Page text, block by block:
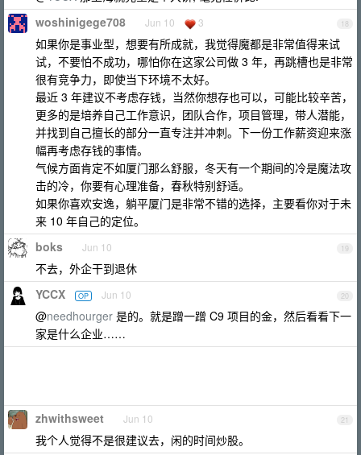
18
woshinigege708 Jun 10 3
如果你是事业型，想要有所成就，我觉得魔都是非常值得来试
试，不要怕不成功，哪怕你在这家公司做 3 年，再跳槽也是非常
很有竞争力，即使当下环境不太好。
最近 3 年建议不考虑存钱，当然你想存也可以，可能比较辛苦，
更多的是培养自己工作意识，团队合作，项目管理，带人潜能，
并找到自己擅长的部分一直专注并冲刺。下一份工作薪资迎来涨
幅再考虑存钱的事情。
气候方面肯定不如厦门那么舒服，冬天有一个期间的冷是魔法攻
击的冷，你要有心理准备，春秋特别舒适。
如果你喜欢安逸，躺平厦门是非常不错的选择，主要看你对于未
来 10 年自己的定位。
19
boks Jun 10
不去，外企干到退休
20
YCCX OP Jun 10
@needhourger 是的。就是蹭一蹭 C9 项目的金，然后看看下一
家是什么企业……
21
zhwithsweet Jun 10
我个人觉得不是很建议去，闲的时间炒股。